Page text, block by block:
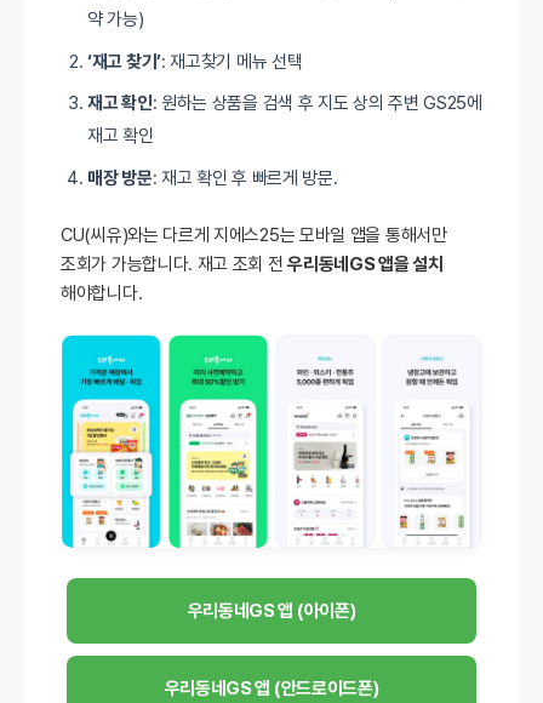
약 가능)
‘재고 찾기’: 재고찾기 메뉴 선택
재고 확인: 원하는 상품을 검색 후 지도 상의 주변 GS25에
재고 확인
매장 방문: 재고 확인 후 빠르게 방문.
CU(씨유)와는 다르게 지에스25는 모바일 앱을 통해서만
조회가 가능합니다. 재고 조회 전우리동네GS 앱을 설치
해야합니다.
우리동네GS 앱 (아이폰)
우리동네GS 앱 (안드로이드폰)